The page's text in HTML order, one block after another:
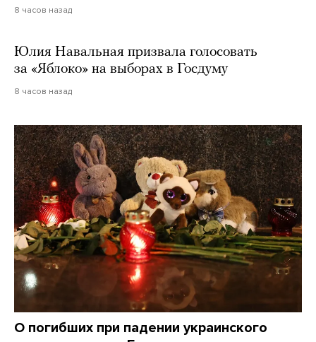
8 часов назад
Юлия Навальная призвала голосовать
за «Яблоко» на выборах в Госдуму
8 часов назад
О погибших при падении украинского